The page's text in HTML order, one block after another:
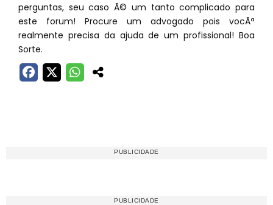
perguntas, seu caso Ã© um tanto complicado para
este forum! Procure um advogado pois vocÃª
realmente precisa da ajuda de um profissional! Boa
Sorte.